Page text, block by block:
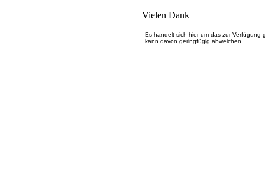
Vielen Dank
Es handelt sich hier um das zur Verfügung
kann davon geringfügig abweichen